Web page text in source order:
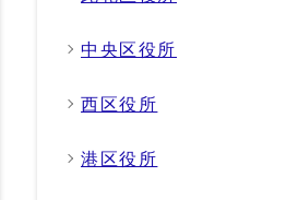
中央区役所
西区役所
港区役所